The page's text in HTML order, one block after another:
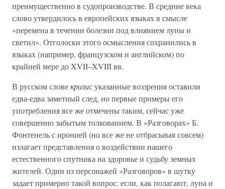
преимущественно в судопроизводстве. В средние века
слово утвердилось в европейских языках в смысле
«перемена в течении болезни под влиянием луны и
светил». Отголоски этого осмысления сохранились в
языках (например, французском и английском) по
крайней мере до XVII–XVIII вв.
В русском словекризисуказанные воззрения оставили
едва-едва заметный след, но первые примеры его
употребления все же отмечены таким, сейчас уже
совершенно забытым толкованием. В «Разговорах» Б.
Фонтенель с иронией (но все же не отбрасывая совсем)
излагает представления о воздействии нашего
естественного спутника на здоровье и судьбу земных
жителей. Один из персонажей «Разговоров» в шутку
задает примерно такой вопрос: если, как полагают, луна и